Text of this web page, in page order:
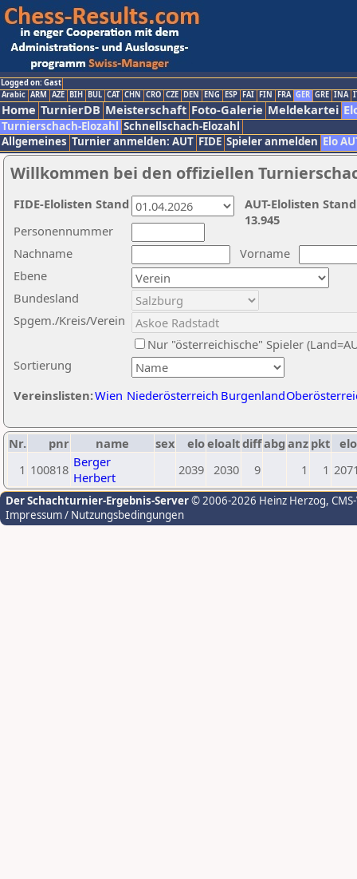
Logged on: Gast
Arabic ARM AZE BIH BUL CAT CHN CRO CZE DEN ENG ESP FAI FIN FRA GER GRE INA
Home TurnierDB Meisterschaft Foto-Galerie Meldekartei
Turnierschach-Elozahl Schnellschach-Elozahl
Allgemeines Turnier anmelden: AUT FIDE Spieler anmelden Elo
Willkommen bei den offiziellen
Nachname
Vorname
Ebene
Sortierung
Personennummer
Bundesland
Spgem./Kreis/Verein
Nur "österreichische" Spieler
Vereinslisten:Wien Niederösterreich Burgenland
AUT-Elolisten
13.945
FIDE-Elolisten Stand
Nr. pnr name sex eloeloaltdiffabg anz pkt
1 100818 Berger
Herbert
2039 2030 9 1 1
Der Schachturnier-Ergebnis-Server© 2006-2026 Heinz Herzog,
Impressum / Nutzungsbedingungen